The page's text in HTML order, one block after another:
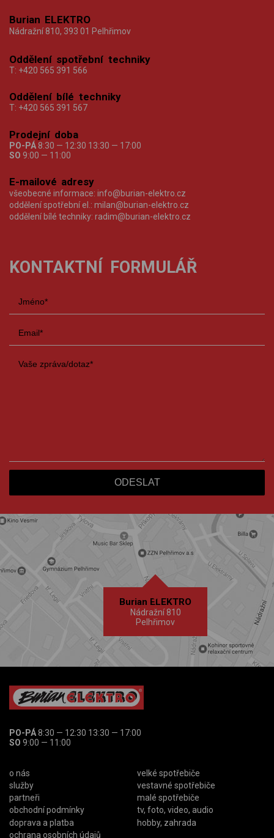
Burian ELEKTRO
Nádražní 810, 393 01 Pelhřimov
Oddělení spotřební techniky
T: +420 565 391 566
Oddělení bílé techniky
T: +420 565 391 567
Prodejní doba
PO-PÁ 8:30 — 12:30 13:30 — 17:00
SO 9:00 — 11:00
E-mailové adresy
všeobecné informace: info@burian-elektro.cz
oddělení spotřební el.: milan@burian-elektro.cz
oddělení bílé techniky: radim@burian-elektro.cz
KONTAKTNÍ FORMULÁŘ
Burian ELEKTRO
Nádražní 810
Pelhřimov
PO-PÁ8:30 — 12:30 13:30 — 17:00
SO 9:00 — 11:00
o nás
služby
partneři
obchodní podmínky
doprava a platba
ochrana osobních údajů
velké spotřebiče
vestavné spotřebiče
malé spotřebiče
tv, foto, video, audio
hobby, zahrada